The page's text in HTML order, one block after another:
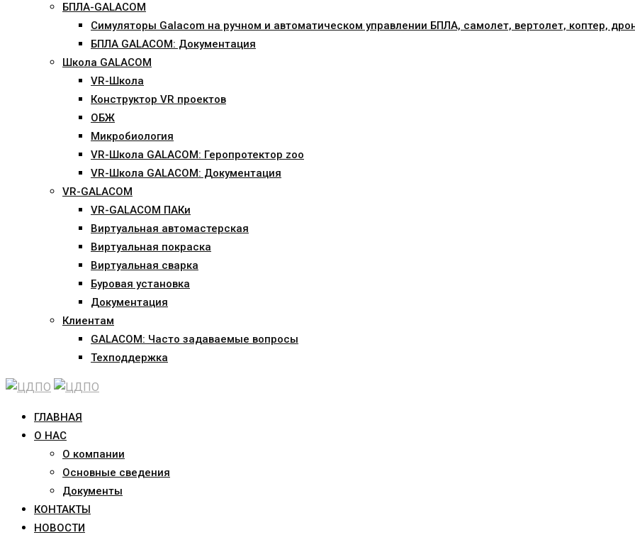
БПЛА-GALACOM
Симуляторы Galacom на ручном и автоматическом управлении БПЛА, самолет, вертолет, коптер,
БПЛА GALACOM: Документация
Школа GALACOM
VR-Школа
Конструктор VR проектов
ОБЖ
Микробиология
VR-Школа GALACOM: Геропротектор zoo
VR-Школа GALACOM: Документация
VR-GALACOM
VR-GALACOM ПАКи
Виртуальная автомастерская
Виртуальная покраска
Виртуальная сварка
Буровая установка
Документация
Клиентам
GALACOM: Часто задаваемые вопросы
Техподдержка
ГЛАВНАЯ
О НАС
О компании
Основные сведения
Документы
КОНТАКТЫ
НОВОСТИ